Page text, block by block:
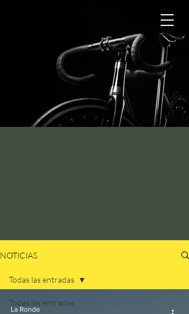
NOTICIAS
Todas las entradas
Todas las entradas
La Ronde